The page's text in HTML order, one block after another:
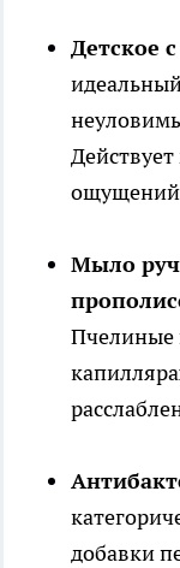
Детское
Мыло
Пчелиные
добавки